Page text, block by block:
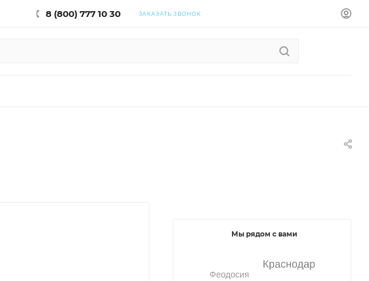
8 (800) 777 10 30 ЗАКАЗАТЬ ЗВОНОК
Мы рядом с вами